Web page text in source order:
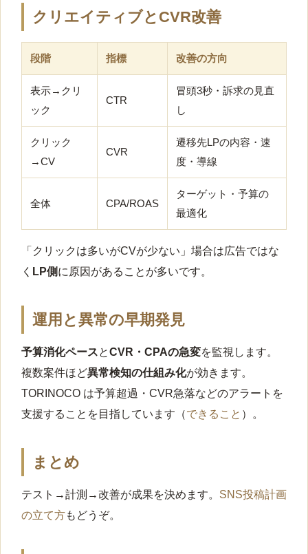
クリエイティブとCVR改善
段階 指標 改善の方向
表示→クリ
ック
CTR
冒頭3秒・訴求の見直
し
クリック
→CV
CVR
遷移先LPの内容・速
度・導線
全体 CPA/ROAS
ターゲット・予算の
最適化
「クリックは多いがCVが少ない」場合は広告ではな
く LP側 に原因があることが多いです。
運用と異常の早期発見
予算消化ペースとCVR・CPAの急変を監視します。
複数案件ほど異常検知の仕組み化が効きます。
TORINOCO は予算超過・CVR急落などのアラートを
支援することを目指しています（できること ）。
まとめ
テスト→計測→改善が成果を決めます。 SNS投稿計画
の立て方もどうぞ。